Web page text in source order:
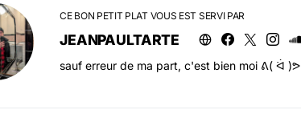
CE BON PETIT PLAT VOUS EST SERVI PAR
JEANPAULTARTE
sauf erreur de ma part, c'est bien moi ᕕ( ᐛ )ᕗ